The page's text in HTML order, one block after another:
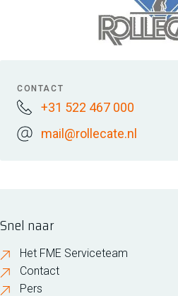
CONTACT
+31 522 467 000
mail@rollecate.nl
Snel naar
Het FME Serviceteam
Contact
Pers